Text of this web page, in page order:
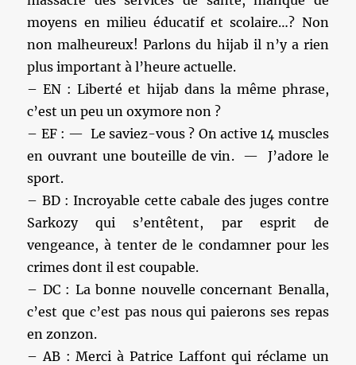
moyens en milieu éducatif et scolaire…? Non
non malheureux! Parlons du hijab il n’y a rien
plus important à l’heure actuelle.
– EN : Liberté et hijab dans la même phrase,
c’est un peu un oxymore non ?
– EF : — Le saviez-vous ? On active 14 muscles
en ouvrant une bouteille de vin. — J’adore le
sport.
– BD : Incroyable cette cabale des juges contre
Sarkozy qui s’entêtent, par esprit de
vengeance, à tenter de le condamner pour les
crimes dont il est coupable.
– DC : La bonne nouvelle concernant Benalla,
c’est que c’est pas nous qui paierons ses repas
en zonzon.
– AB : Merci à Patrice Laffont qui réclame un